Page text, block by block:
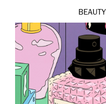
BEAUTY